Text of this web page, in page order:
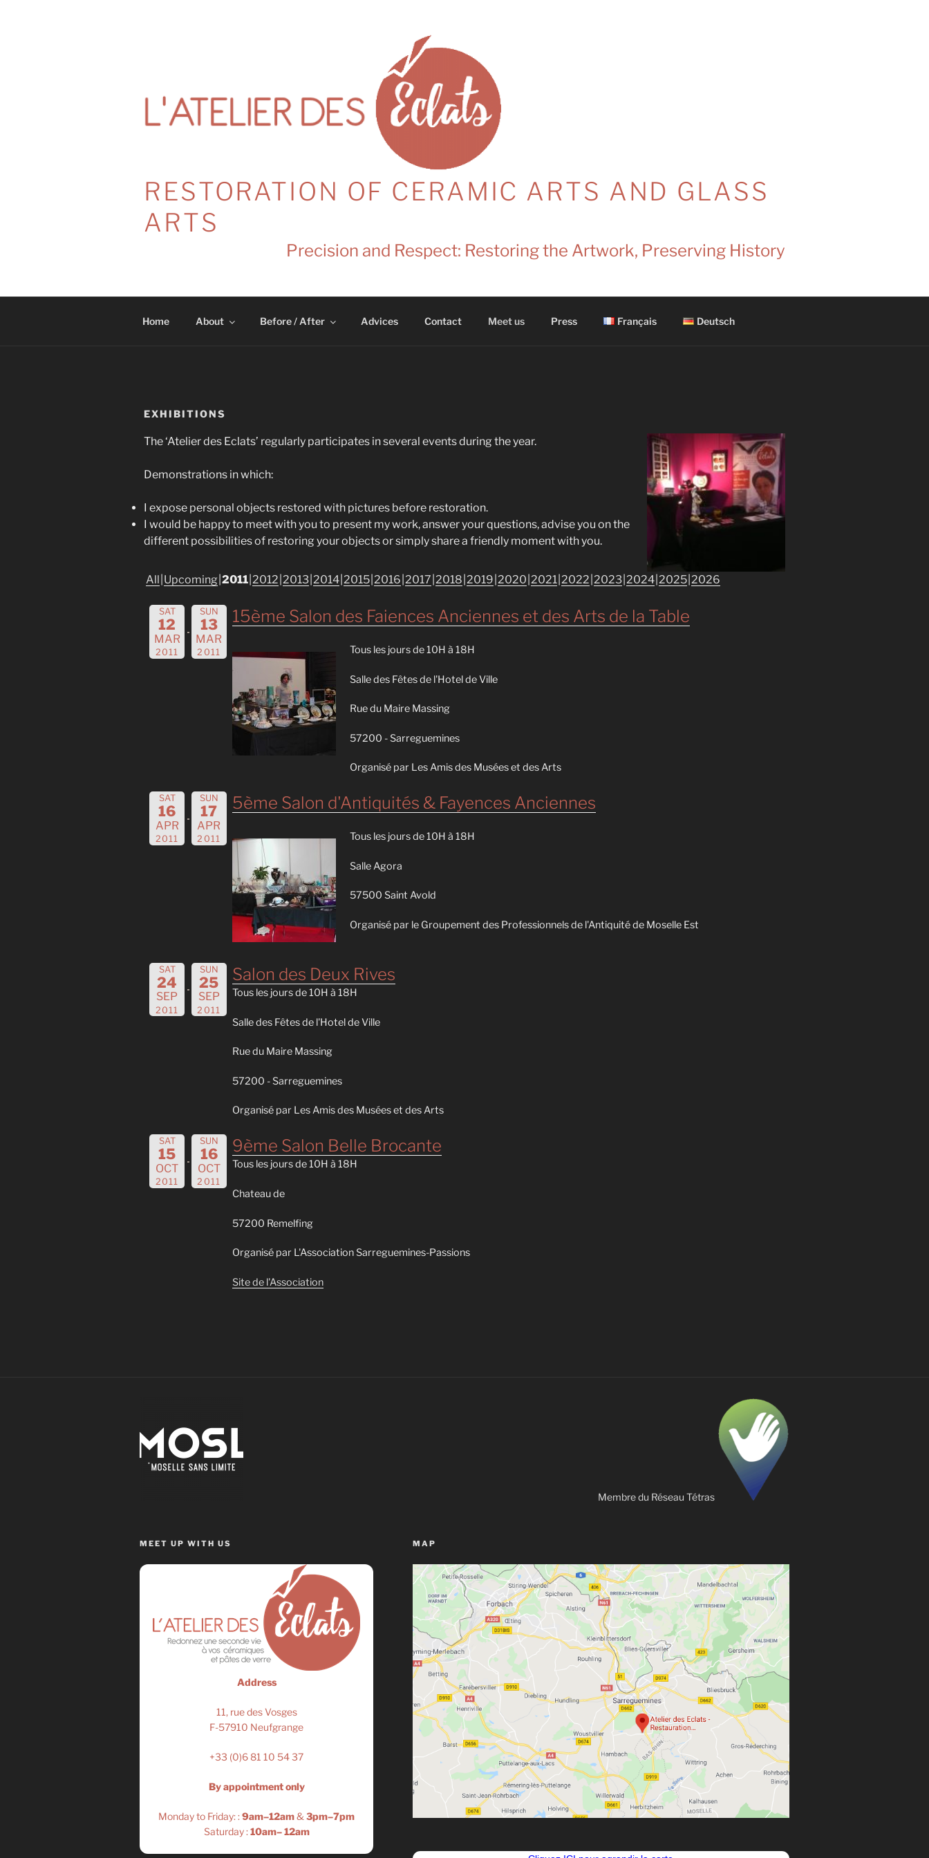
RESTORATION OF CERAMIC ARTS AND GLASS
ARTS
Precision and Respect: Restoring the Artwork, Preserving History
Home About Before / After Advices Contact Meet us Press Français Deutsch
EXHIBITIONS
The ‘Atelier des Eclats’ regularly participates in several events during the year.
Demonstrations in which:
I expose personal objects restored with pictures before restoration.
I would be happy to meet with you to present my work, answer your questions, advise you on the
different possibilities of restoring your objects or simply share a friendly moment with you.
All Upcoming 2011 2012 2013 2014 2015 2016 2017 2018 2019 2020 2021 2022 2023 2024 2025 2026
SAT
12
MAR
2011
SUN
13
MAR
2011
15ème Salon des Faiences Anciennes et des Arts de la Table
Tous les jours de 10H à 18H
Salle des Fêtes de l'Hotel de Ville
Rue du Maire Massing
57200 - Sarreguemines
Organisé par Les Amis des Musées et des Arts
SAT
16
APR
2011
SUN
17
APR
2011
5ème Salon d'Antiquités & Fayences Anciennes
Tous les jours de 10H à 18H
Salle Agora
57500 Saint Avold
Organisé par le Groupement des Professionnels de l'Antiquité de Moselle Est
SAT
24
SEP
2011
SUN
25
SEP
2011
Salon des Deux Rives
Tous les jours de 10H à 18H
Salle des Fêtes de l'Hotel de Ville
Rue du Maire Massing
57200 - Sarreguemines
Organisé par Les Amis des Musées et des Arts
SAT
15
OCT
2011
SUN
16
OCT
2011
9ème Salon Belle Brocante
Tous les jours de 10H à 18H
Chateau de
57200 Remelfing
Organisé par L'Association Sarreguemines-Passions
Site de l'Association
Membre du Réseau Tétras
MEET UP WITH US
Address
11, rue des Vosges
F-57910 Neufgrange
+33 (0)6 81 10 54 37
By appointment only
Monday to Friday: :9am–12am& 3pm–7pm
Saturday :10am– 12am
MAP